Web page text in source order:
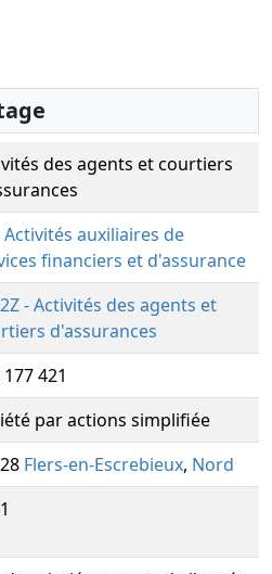
des agents et courtiers
Activités auxiliaires de
financiers et d'assurance
- Activités des agents et
d'assurances
421
par actions simplifiée
Flers-en-Escrebieux, Nord